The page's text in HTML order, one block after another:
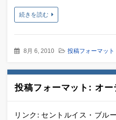
続きを読む
8月 6, 2010 投稿フォーマット
投稿フォーマット: オー
リンク: セントルイス・ブル